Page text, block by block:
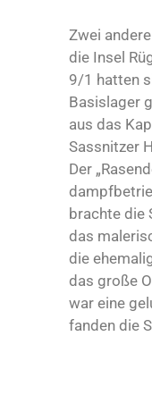
Zwei
die Insel
9/1 hatten
Basislager
aus das
Sassnitzer
Der
brachte die
das
die
das große
war eine
fanden die